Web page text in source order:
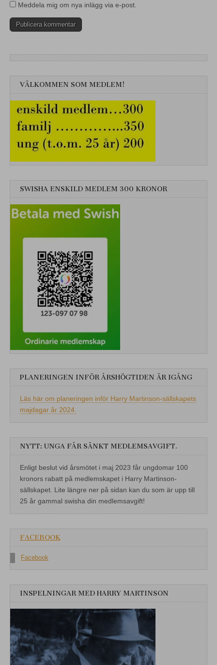
Meddela mig om nya inlägg via e-post.
VÄLKOMMEN SOM MEDLEM!
SWISHA ENSKILD MEDLEM 300 KRONOR
PLANERINGEN INFÖR ÅRSHÖGTIDEN ÄR IGÅNG
Läs här om planeringen inför Harry Martinson-sällskapets
majdagar år 2024.
NYTT: UNGA FÅR SÄNKT MEDLEMSAVGIFT.
Enligt beslut vid årsmötet i maj 2023 får ungdomar 100
kronors rabatt på medlemskapet i Harry Martinson-
sällskapet. Lite längre ner på sidan kan du som är upp till
25 år gammal swisha din medlemsavgift!
FACEBOOK
Facebook
INSPELNINGAR MED HARRY MARTINSON